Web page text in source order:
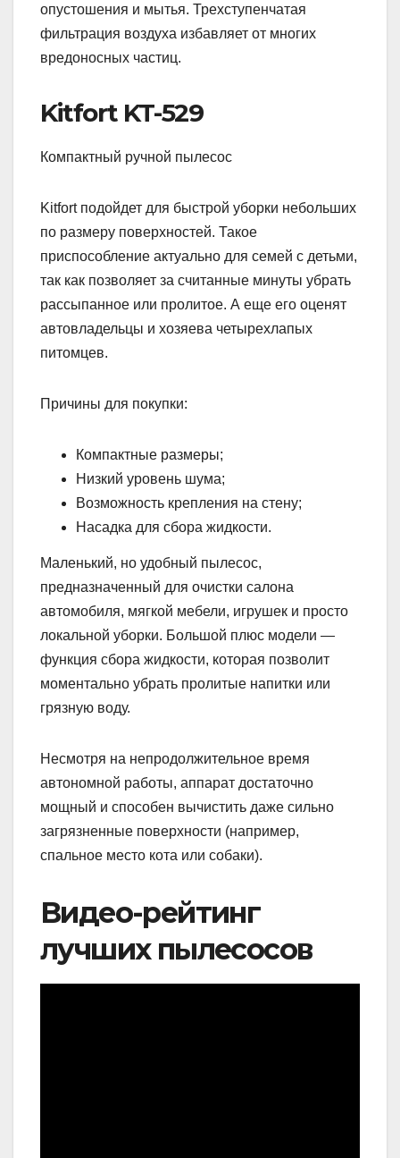
опустошения и мытья. Трехступенчатая
фильтрация воздуха избавляет от многих
вредоносных частиц.
Kitfort KT-529
Компактный ручной пылесос
Kitfort подойдет для быстрой уборки небольших
по размеру поверхностей. Такое
приспособление актуально для семей с детьми,
так как позволяет за считанные минуты убрать
рассыпанное или пролитое. А еще его оценят
автовладельцы и хозяева четырехлапых
питомцев.
Причины для покупки:
Компактные размеры;
Низкий уровень шума;
Возможность крепления на стену;
Насадка для сбора жидкости.
Маленький, но удобный пылесос,
предназначенный для очистки салона
автомобиля, мягкой мебели, игрушек и просто
локальной уборки. Большой плюс модели —
функция сбора жидкости, которая позволит
моментально убрать пролитые напитки или
грязную воду.
Несмотря на непродолжительное время
автономной работы, аппарат достаточно
мощный и способен вычистить даже сильно
загрязненные поверхности (например,
спальное место кота или собаки).
Видео-рейтинг
лучших пылесосов